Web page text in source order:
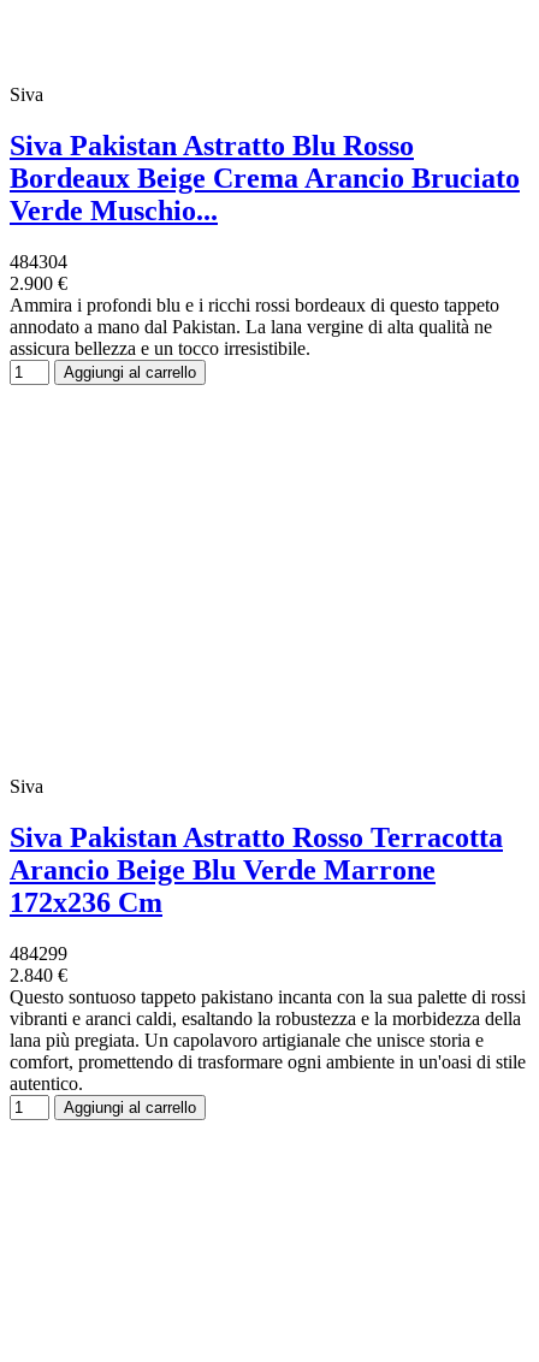
Siva
Siva Pakistan Astratto Blu Rosso
Bordeaux Beige Crema Arancio Bruciato
Verde Muschio...
484304
2.900 €
Ammira i profondi blu e i ricchi rossi bordeaux di questo tappeto
annodato a mano dal Pakistan. La lana vergine di alta qualità ne
assicura bellezza e un tocco irresistibile.
Aggiungi al carrello
Siva
Siva Pakistan Astratto Rosso Terracotta
Arancio Beige Blu Verde Marrone
172x236 Cm
484299
2.840 €
Questo sontuoso tappeto pakistano incanta con la sua palette di rossi
vibranti e aranci caldi, esaltando la robustezza e la morbidezza della
lana più pregiata. Un capolavoro artigianale che unisce storia e
comfort, promettendo di trasformare ogni ambiente in un'oasi di stile
autentico.
Aggiungi al carrello